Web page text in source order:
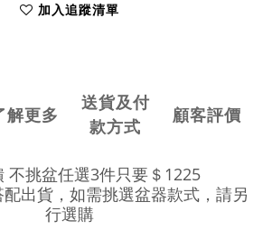
加入追蹤清單
解更多
送貨及付
款方式
顧客評價
不挑盆任選3件只要＄ 1225
出貨，如需挑選盆器款式，請另
行選購